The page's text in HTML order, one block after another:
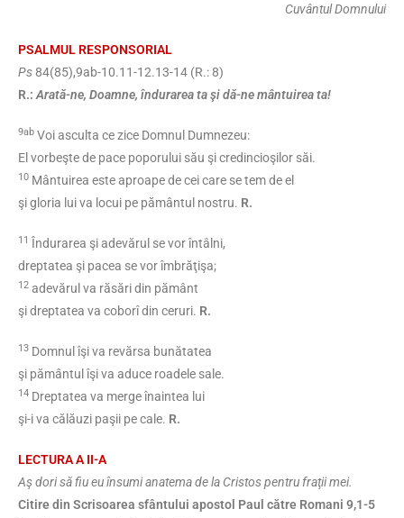
Cuvântul Domnului
PSALMUL RESPONSORIAL
Ps84(85),9ab-10.11-12.13-14 (R.: 8)
R.: Arată-ne, Doamne, îndurarea ta şi dă-ne mântuirea ta!
9ab Voi asculta ce zice Domnul Dumnezeu:
El vorbeşte de pace poporului său şi credincioşilor săi.
10 Mântuirea este aproape de cei care se tem de el
şi gloria lui va locui pe pământul nostru. R.
11 Îndurarea şi adevărul se vor întâlni,
dreptatea şi pacea se vor îmbrăţişa;
12 adevărul va răsări din pământ
şi dreptatea va coborî din ceruri. R.
13 Domnul îşi va revărsa bunătatea
şi pământul îşi va aduce roadele sale.
14 Dreptatea va merge înaintea lui
şi-i va călăuzi paşii pe cale. R.
LECTURA A II-A
Aş dori să fiu eu însumi anatema de la Cristos pentru fraţii mei.
Citire din Scrisoarea sfântului apostol Paul către Romani 9,1-5